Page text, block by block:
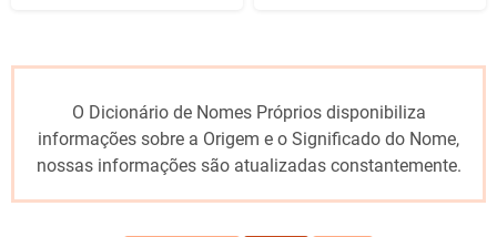
O Dicionário de Nomes Próprios disponibiliza
informações sobre a Origem e o Significado do Nome,
nossas informações são atualizadas constantemente.